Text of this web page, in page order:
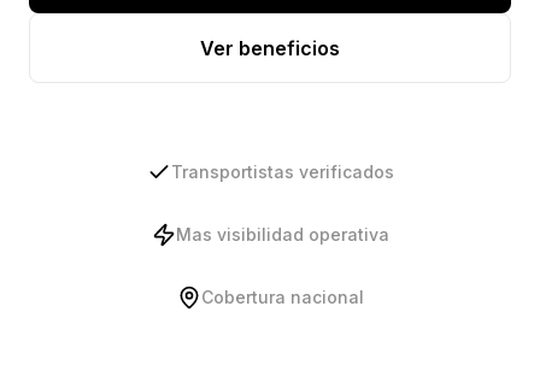
Ver beneficios
Transportistas verificados
Mas visibilidad operativa
Cobertura nacional